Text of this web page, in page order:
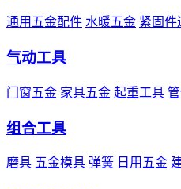
通用五金配件 水暖五金 紧固件
气动工具
门窗五金 家具五金 起重工具
组合工具
磨具 五金模具 弹簧 日用五金